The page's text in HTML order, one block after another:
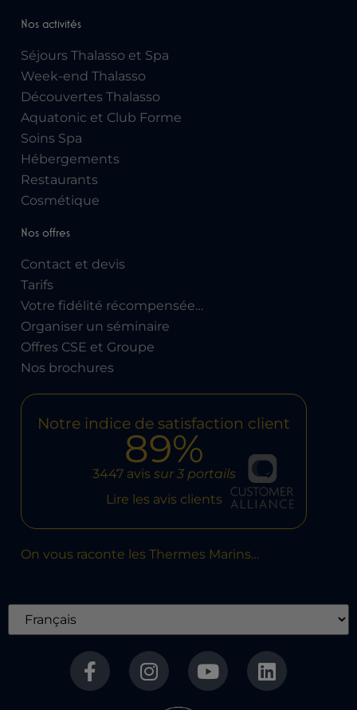
Nos activités
Séjours Thalasso et Spa
Week-end Thalasso
Découvertes Thalasso
Aquatonic et Club Forme
Soins Spa
Hébergements
Restaurants
Cosmétique
Nos offres
Contact et devis
Tarifs
Votre fidélité récompensée…
Organiser un séminaire
Offres CSE et Groupe
Nos brochures
Notre indice de satisfaction client
89%
3447 avis sur 3 portails
Lire les avis clients
On vous raconte les Thermes Marins…